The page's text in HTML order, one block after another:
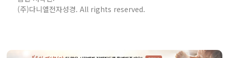
(주)다니엘전자성경. All rights reserved.